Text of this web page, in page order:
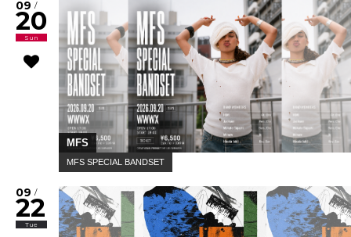
09 /
20
Sun
MFS
MFS SPECIAL BANDSET
09 /
22
Tue